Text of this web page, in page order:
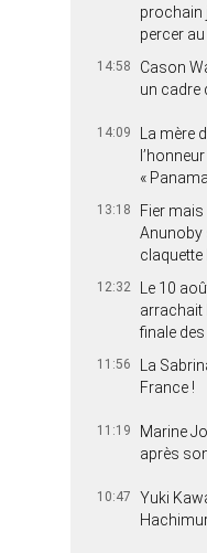
prochain
percer
14:58
Cason
un cadre
14:09
La mère
«
13:18
Fier mais
Anunoby
claquette
12:32
Le 10
arrachait
finale
11:56
La
France !
11:19
Marine
après
10:47
Yuki